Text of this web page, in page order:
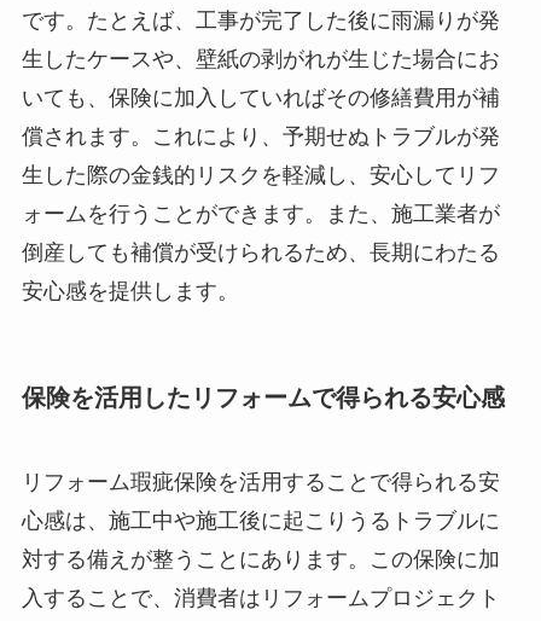
です。たとえば、工事が完了した後に雨漏りが発
生したケースや、壁紙の剥がれが生じた場合にお
いても、保険に加入していればその修繕費用が補
償されます。これにより、予期せぬトラブルが発
生した際の金銭的リスクを軽減し、安心してリフ
ォームを行うことができます。また、施工業者が
倒産しても補償が受けられるため、長期にわたる
安心感を提供します。
保険を活用したリフォームで得られる安心感
リフォーム瑕疵保険を活用することで得られる安
心感は、施工中や施工後に起こりうるトラブルに
対する備えが整うことにあります。この保険に加
入することで、消費者はリフォームプロジェクト